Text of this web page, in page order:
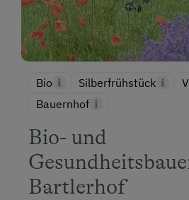
Bio Silberfrühstück
Bauernhof
Bio- und
Bartlerhof